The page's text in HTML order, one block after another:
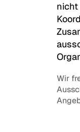
nicht
Wir